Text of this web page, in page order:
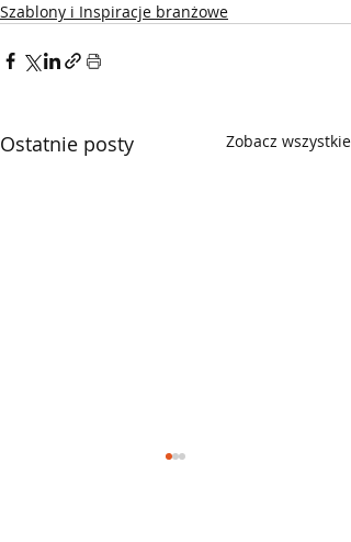
Szablony i Inspiracje branżowe
Ostatnie posty Zobacz wszystkie